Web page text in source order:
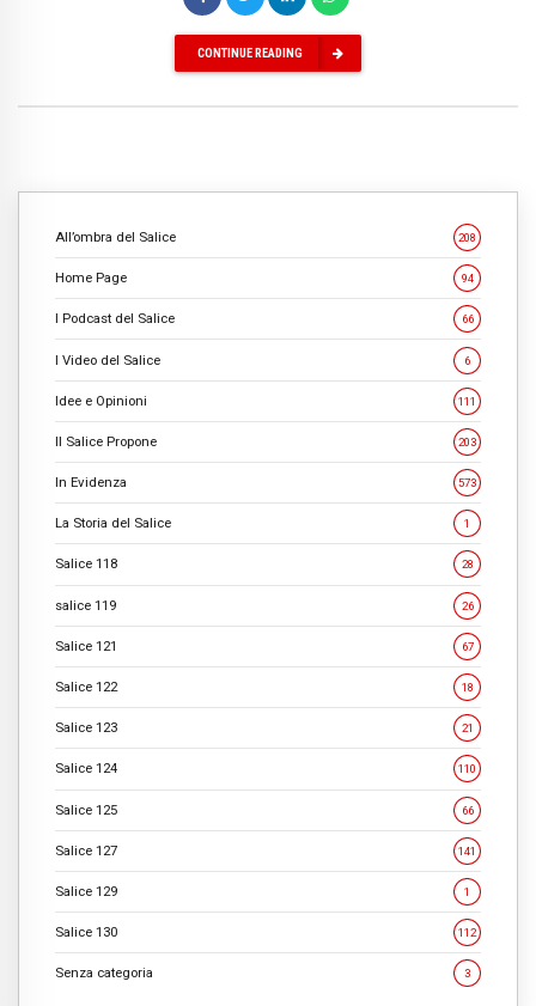
CONTINUE READING
All’ombra del Salice 208
Home Page 94
I Podcast del Salice 66
I Video del Salice 6
Idee e Opinioni 111
Il Salice Propone 203
In Evidenza 573
La Storia del Salice 1
Salice 118 28
salice 119 26
Salice 121 67
Salice 122 18
Salice 123 21
Salice 124 110
Salice 125 66
Salice 127 141
Salice 129 1
Salice 130 112
Senza categoria 3